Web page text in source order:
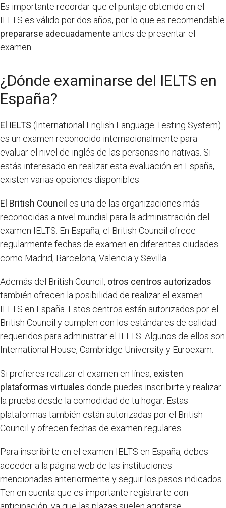
Es importante recordar que el puntaje obtenido en el
IELTS es válido por dos años, por lo que es recomendable
prepararse adecuadamente antes de presentar el
examen.
¿Dónde examinarse del IELTS en
España?
El IELTS (International English Language Testing System)
es un examen reconocido internacionalmente para
evaluar el nivel de inglés de las personas no nativas. Si
estás interesado en realizar esta evaluación en España,
existen varias opciones disponibles.
El British Council es una de las organizaciones más
reconocidas a nivel mundial para la administración del
examen IELTS. En España, el British Council ofrece
regularmente fechas de examen en diferentes ciudades
como Madrid, Barcelona, Valencia y Sevilla.
Además del British Council, otros centros autorizados
también ofrecen la posibilidad de realizar el examen
IELTS en España. Estos centros están autorizados por el
British Council y cumplen con los estándares de calidad
requeridos para administrar el IELTS. Algunos de ellos son
International House, Cambridge University y Euroexam.
Si prefieres realizar el examen en línea, existen
plataformas virtuales donde puedes inscribirte y realizar
la prueba desde la comodidad de tu hogar. Estas
plataformas también están autorizadas por el British
Council y ofrecen fechas de examen regulares.
Para inscribirte en el examen IELTS en España, debes
acceder a la página web de las instituciones
mencionadas anteriormente y seguir los pasos indicados.
Ten en cuenta que es importante registrarte con